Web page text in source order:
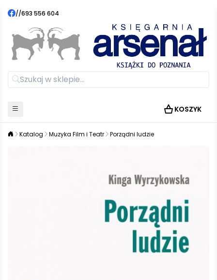
//693 556 604
KOSZYK
Katalog Muzyka Film i Teatr Porządni ludzie